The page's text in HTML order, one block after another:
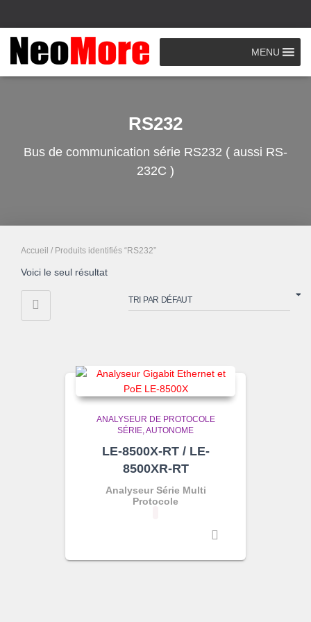
MENU
RS232
Bus de communication série RS232 ( aussi RS-
232C )
Accueil / Produits identifiés “RS232”
Voici le seul résultat
ANALYSEUR DE PROTOCOLE
SÉRIE AUTONOME
LE-8500X-RT / LE-
8500XR-RT
Analyseur Série Multi
Protocole